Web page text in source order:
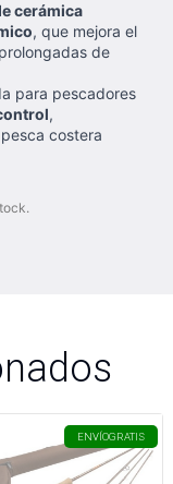
cerámica
, que mejora el
de
para pescadores
,
costera
ENVÍOGRATIS